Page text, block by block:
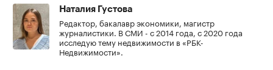
Наталия Густова
Редактор, бакалавр экономики, магистр
журналистики. В СМИ - с 2014 года, с 2020 года
исследую тему недвижимости в «РБК-
Недвижимости».